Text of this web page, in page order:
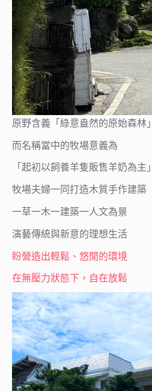
原野含義「綠意盎然的原始森林」
而名稱當中的牧場意義為
「起初以飼養羊隻販售羊奶為主」
牧場夫婦一同打造木質手作建築
一草一木一建築一人文為景
演藝傳統與新意的理想生活
盼營造出輕鬆、悠閒的環境
在無壓力狀態下，自在放鬆